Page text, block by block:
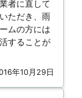
者に直して
ただき、雨
ムの方には
することが
年10月29日